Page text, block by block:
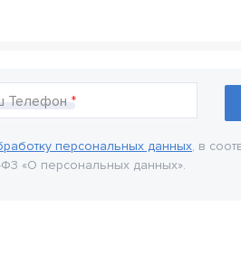
Телефон
персональных данных, в
«О персональных данных».